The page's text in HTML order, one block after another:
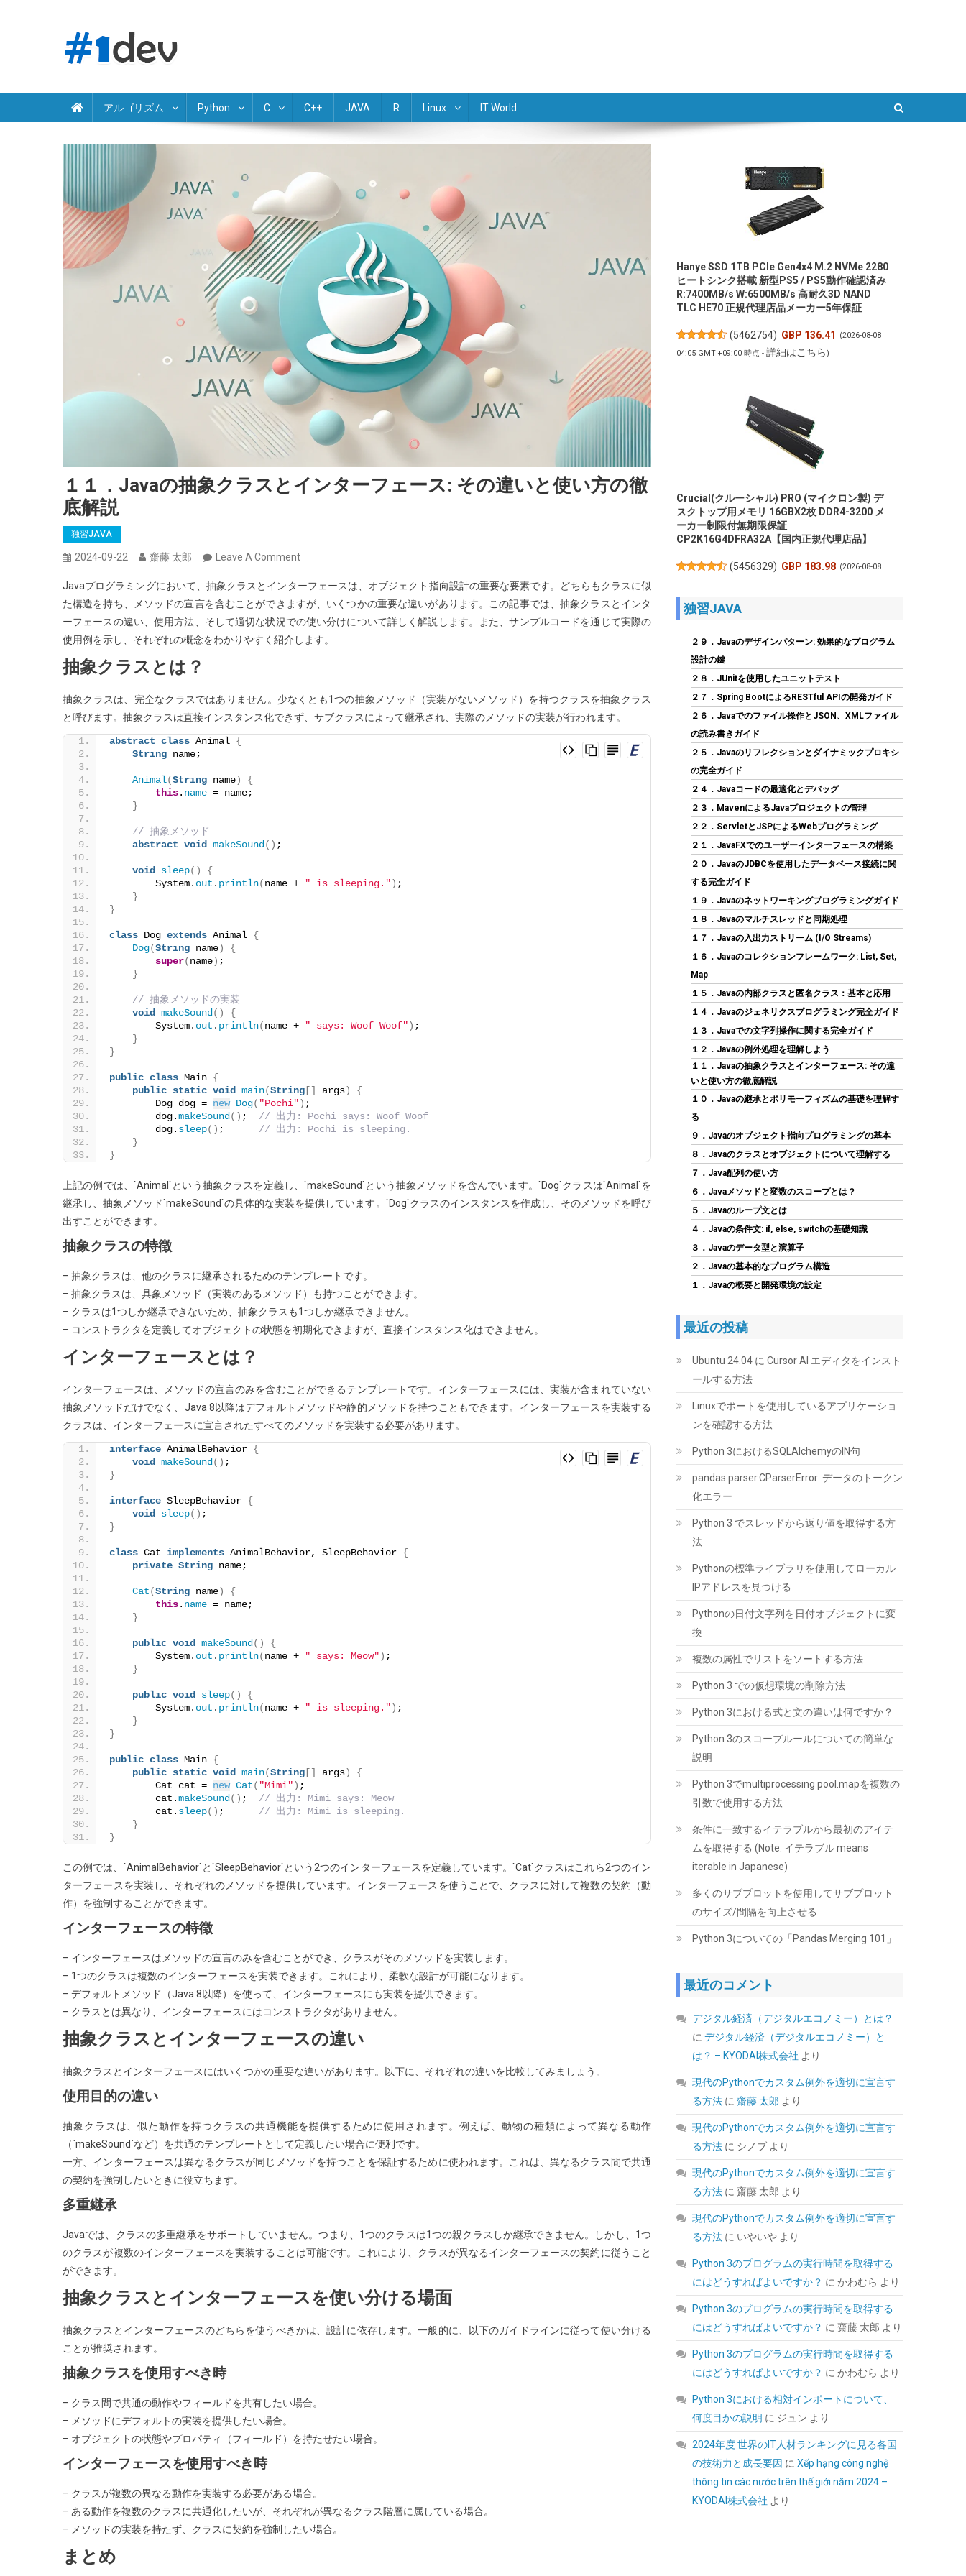
アルゴリズム Python C C++ JAVA R Linux IT World
１１．Javaの抽象クラスとインターフェース: その違いと使い方の徹
底解説
独習JAVA
2024-09-22 齋藤 太郎 Leave A CommentOn
１．
Java
の
抽
ラ
ス
と
ス:
方
解
説
Javaプログラミングにおいて、抽象クラスとインターフェースは、オブジェクト指向設計の重要な要素です。どちらもクラスに似
た構造を持ち、メソッドの宣言を含むことができますが、いくつかの重要な違いがあります。この記事では、抽象クラスとインタ
ーフェースの違い、使用方法、そして適切な状況での使い分けについて詳しく解説します。また、サンプルコードを通じて実際の
使用例を示し、それぞれの概念をわかりやすく紹介します。
抽象クラスとは？
抽象クラスは、完全なクラスではありません。少なくとも1つの抽象メソッド（実装がないメソッド）を持つクラスを抽象クラス
と呼びます。抽象クラスは直接インスタンス化できず、サブクラスによって継承され、実際のメソッドの実装が行われます。
abstract class Animal {
String name;
Animal(String name)
{
this. name = name;
}
// 抽象メソッド
abstract void makeSound () ;
void sleep()
{
        System.
out . println(name + " is sleeping.") ;
}
}
class Dog extends Animal {
Dog(String name)
{
super(name) ;
}
// 抽象メソッドの実装
void
makeSound ()
{
        System.
out . println(name + " says: Woof Woof") ;
}
}
public class Main {
public static void main(String [] args)
{
        Dog dog =
new Dog( "Pochi") ;
        dog.
makeSound () ; // 出力: Pochi says: Woof Woof
        dog.
sleep() ; // 出力: Pochi is sleeping.
}
}
上記の例では、`Animal`という抽象クラスを定義し、`makeSound`という抽象メソッドを含んでいます。`Dog`クラスは`Animal`を
継承し、抽象メソッド`makeSound`の具体的な実装を提供しています。`Dog`クラスのインスタンスを作成し、そのメソッドを呼び
出すことができます。
抽象クラスの特徴
– 抽象クラスは、他のクラスに継承されるためのテンプレートです。
– 抽象クラスは、具象メソッド（実装のあるメソッド）も持つことができます。
– クラスは1つしか継承できないため、抽象クラスも1つしか継承できません。
– コンストラクタを定義してオブジェクトの状態を初期化できますが、直接インスタンス化はできません。
インターフェースとは？
インターフェースは、メソッドの宣言のみを含むことができるテンプレートです。インターフェースには、実装が含まれていない
抽象メソッドだけでなく、Java 8以降はデフォルトメソッドや静的メソッドを持つこともできます。インターフェースを実装する
クラスは、インターフェースに宣言されたすべてのメソッドを実装する必要があります。
interface AnimalBehavior {
void
makeSound () ;
}
interface SleepBehavior {
void
sleep() ;
}
class Cat implements AnimalBehavior, SleepBehavior {
private String name;
Cat(String name)
{
this. name = name;
}
public void makeSound ()
{
        System.
out . println(name + " says: Meow") ;
}
public void sleep()
{
        System.
out . println(name + " is sleeping.") ;
}
}
public class Main {
public static void main(String [] args)
{
        Cat cat =
new Cat( "Mimi") ;
        cat.
makeSound () ; // 出力: Mimi says: Meow
        cat.
sleep() ; // 出力: Mimi is sleeping.
}
}
この例では、`AnimalBehavior`と`SleepBehavior`という2つのインターフェースを定義しています。`Cat`クラスはこれら2つのイン
ターフェースを実装し、それぞれのメソッドを提供しています。インターフェースを使うことで、クラスに対して複数の契約（動
作）を強制することができます。
インターフェースの特徴
– インターフェースはメソッドの宣言のみを含むことができ、クラスがそのメソッドを実装します。
– 1つのクラスは複数のインターフェースを実装できます。これにより、柔軟な設計が可能になります。
– デフォルトメソッド（Java 8以降）を使って、インターフェースにも実装を提供できます。
– クラスとは異なり、インターフェースにはコンストラクタがありません。
抽象クラスとインターフェースの違い
抽象クラスとインターフェースにはいくつかの重要な違いがあります。以下に、それぞれの違いを比較してみましょう。
使用目的の違い
抽象クラスは、似た動作を持つクラスの共通機能を提供するために使用されます。例えば、動物の種類によって異なる動作
（`makeSound`など）を共通のテンプレートとして定義したい場合に便利です。
一方、インターフェースは異なるクラスが同じメソッドを持つことを保証するために使われます。これは、異なるクラス間で共通
の契約を強制したいときに役立ちます。
多重継承
Javaでは、クラスの多重継承をサポートしていません。つまり、1つのクラスは1つの親クラスしか継承できません。しかし、1つ
のクラスが複数のインターフェースを実装することは可能です。これにより、クラスが異なるインターフェースの契約に従うこと
ができます。
抽象クラスとインターフェースを使い分ける場面
抽象クラスとインターフェースのどちらを使うべきかは、設計に依存します。一般的に、以下のガイドラインに従って使い分ける
ことが推奨されます。
抽象クラスを使用すべき時
– クラス間で共通の動作やフィールドを共有したい場合。
– メソッドにデフォルトの実装を提供したい場合。
– オブジェクトの状態やプロパティ（フィールド）を持たせたい場合。
インターフェースを使用すべき時
– クラスが複数の異なる動作を実装する必要がある場合。
– ある動作を複数のクラスに共通化したいが、それぞれが異なるクラス階層に属している場合。
– メソッドの実装を持たず、クラスに契約を強制したい場合。
まとめ
Hanye SSD 1TB PCIe Gen4x4 M.2 NVMe 2280
ヒートシンク搭載 新型PS5 / PS5動作確認済み
R:7400MB/s W:6500MB/s 高耐久3D NAND
TLC HE70 正規代理店品メーカー5年保証
(5462754) GBP 136.41
(2026-08-08
04:05 GMT +09:00 時点 -詳細はこちら)
Crucial(クルーシャル) PRO (マイクロン製) デ
スクトップ用メモリ 16GBX2枚 DDR4-3200 メ
ーカー制限付無期限保証
CP2K16G4DFRA32A【国内正規代理店品】
(5456329) GBP 183.98 (2026-08-08
SP Silicon Power シリコンパワー SSD 512GB
3D NAND採用 SATA3 6Gb/s 2.5インチ 7mm
PS4動作確認済 3年保証 A55シリーズ
SP512GBSS3A55S25
(54310588) GBP 62.39 (2026-08-08
04:05 GMT +09:00 時点 -詳細はこちら)
MSI MAG B850 TOMAHAWK MAX WIFI AMD
Ryzen 9000/8000/7000シリーズ(AM5)対応
ATXマザーボード MB6743
(545453) GBP 160.11 (2026-08-08
04:05 GMT +09:00 時点 -詳細はこちら)
Amazon限定 キオクシア 内蔵SSD 1TB PCIe
Gen4×4 NVMe M.2 2280 読込7,200M SSD-
CK1.0N4B/R
(54519) GBP 158.51 (2026-08-08 04:05
GMT +09:00 時点 - 詳細はこちら
Seagate IronWolf 内蔵HDD 4TB NAS用
ST4000VN006/EC
(545161) GBP 124.00 (2026-08-08
04:05 GMT +09:00 時点 -詳細はこちら)
TEAMGROUP (旧称 Team) T-FORCE DELTA
RGB DDR5 6000MHz 32GB (16GBx2枚) CL38
PC5-48000 デスクトップ用 メモリ ホワイト
パン 国内正規品・メーカー無期限保証】
(54583) GBP 369.50 (2026-08-08 04:05
GMT +09:00 時点 -詳細はこちら)
SYY サーマルペースト 3g CPUグリス カーボン
ベース 高性能 | CPUペースト;ヒートシンク/IC/
プロセッサ対応;熱インターフェース素材;非導
電;なめらか塗布
(5459791) GBP 3.31 (2026-08-08 04:05
GMT +09:00 時点 -
詳細はこちら
ORICO 2.5インチ HDD / SSD ケース USB3.0 ハ
ードディスクケース UASP対応 5Gbps転送
6TB（9.5mm以下）まで対応 静電気防止 PC材
料 透明な 外付け SATA3.0 ドライブ ケース
2139U3
(5421709) GBP 3.92 (2026-08-08 04:05
GMT +09:00 時点 -詳細はこちら
Seagate BarraCuda 3.5インチ 内蔵HDD 8TB
PC用 ST8000DM004
( 5424024) GBP 211.38 (2026-08-08
04:05 GMT +09:00 時点 -詳細はこちら
独習JAVA
２９．Javaのデザインパターン: 効果的なプログラム
設計の鍵
２８．JUnitを使用したユニットテスト
２７．Spring BootによるRESTful APIの開発ガイド
２６．Javaでのファイル操作とJSON、XMLファイル
の読み書きガイド
２５．Javaのリフレクションとダイナミックプロキシ
の完全ガイド
２４．Javaコードの最適化とデバッグ
２３．MavenによるJavaプロジェクトの管理
２２．ServletとJSPによるWebプログラミング
２１．JavaFXでのユーザーインターフェースの構築
２０．JavaのJDBCを使用したデータベース接続に関
する完全ガイド
１９．Javaのネットワーキングプログラミングガイド
１８．Javaのマルチスレッドと同期処理
１７．Javaの入出力ストリーム (I/O Streams)
１６．Javaのコレクションフレームワーク: List, Set,
Map
１５．Javaの内部クラスと匿名クラス：基本と応用
１４．Javaのジェネリクスプログラミング完全ガイド
１３．Javaでの文字列操作に関する完全ガイド
１２．Javaの例外処理を理解しよう
１１．Javaの抽象クラスとインターフェース: その違
いと使い方の徹底解説
１０．Javaの継承とポリモーフィズムの基礎を理解す
る
９．Javaのオブジェクト指向プログラミングの基本
８．Javaのクラスとオブジェクトについて理解する
７．Java配列の使い方
６．Javaメソッドと変数のスコープとは？
５．Javaのループ文とは
４．Javaの条件文: if, else, switchの基礎知識
３．Javaのデータ型と演算子
２．Javaの基本的なプログラム構造
１．Javaの概要と開発環境の設定
最近の投稿
Ubuntu 24.04 に Cursor AI エディタをインスト
ールする方法
Linuxでポートを使用しているアプリケーショ
ンを確認する方法
Python 3におけるSQLAlchemyのIN句
pandas.parser.CParserError: データのトークン
化エラー
Python 3 でスレッドから返り値を取得する方
法
Pythonの標準ライブラリを使用してローカル
IPアドレスを見つける
Pythonの日付文字列を日付オブジェクトに変
換
複数の属性でリストをソートする方法
Python 3 での仮想環境の削除方法
Python 3における式と文の違いは何ですか？
Python 3のスコープルールについての簡単な
説明
Python 3でmultiprocessing pool.mapを複数の
引数で使用する方法
条件に一致するイテラブルから最初のアイテ
ムを取得する (Note: イテラブル means
iterable in Japanese)
多くのサブプロットを使用してサブプロット
のサイズ/間隔を向上させる
Python 3についての「Pandas Merging 101」
最近のコメント
デジタル経済（デジタルエコノミー）とは？
にデジタル経済（デジタルエコノミー）と
は？ – KYODAI株式会社 より
現代のPythonでカスタム例外を適切に宣言す
る方法 に齋藤 太郎 より
現代のPythonでカスタム例外を適切に宣言す
る方法 に シノブ より
現代のPythonでカスタム例外を適切に宣言す
る方法 に齋藤 太郎 より
現代のPythonでカスタム例外を適切に宣言す
る方法 に いやいや より
Python 3のプログラムの実行時間を取得する
にはどうすればよいですか？ にかわむら より
Python 3のプログラムの実行時間を取得する
にはどうすればよいですか？ に齋藤 太郎 より
Python 3のプログラムの実行時間を取得する
にはどうすればよいですか？ にかわむら より
Python 3における相対インポートについて、
何度目かの説明 に ジュン より
2024年度 世界のIT人材ランキングに見る各国
の技術力と成長要因 にXếp hạng công nghệ
thông tin các nước trên thế giới năm 2024 –
KYODAI株式会社 より